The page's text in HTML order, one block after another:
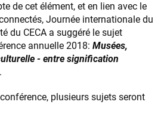
de cet élément, et en lien avec le
Journée internationale du
du CECA a suggéré le sujet
annuelle 2018: Musées,
- entre signification
.
plusieurs sujets seront